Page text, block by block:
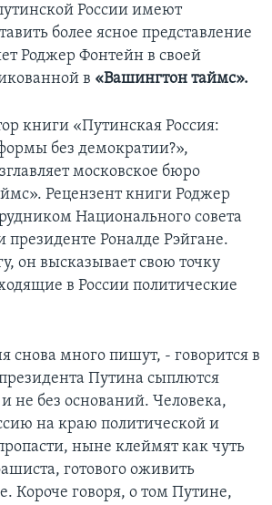
России имеют
более ясное представление
Роджер Фонтейн в своей
в «Вашингтон таймс».
книги «Путинская Россия:
без демократии?»,
московское бюро
Рецензент книги Роджер
Национального совета
президенте Роналде Рэйгане.
он высказывает свою точку
в России политические
снова много пишут, - говорится в
Путина сыплются
не без оснований. Человека,
на краю политической и
ныне клеймят как чуть
готового оживить
Короче говоря, о том Путине,